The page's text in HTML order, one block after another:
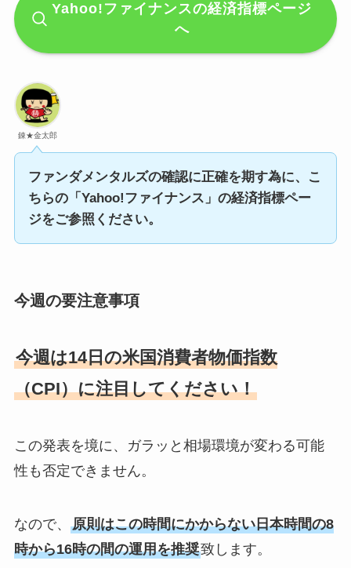
Yahoo!ファイナンスの経済指標ページ
へ
錬★金太郎
ファンダメンタルズの確認に正確を期す為に、こ
ちらの「Yahoo!ファイナンス」の経済指標ペー
ジをご参照ください。
今週の要注意事項
今週は14日の米国消費者物価指数
（CPI）に注目してください！
この発表を境に、ガラッと相場環境が変わる可能
性も否定できません。
なので、 原則はこの時間にかからない日本時間の8
時から16時の間の運用を推奨致します。